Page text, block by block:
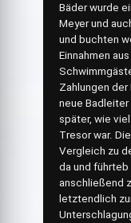
Bäder wurde
Meyer und
und buchten
Einnahmen
Zahlungen
neue
später, wie
Tresor war.
Vergleich zu
da und führteb
anschließend
letztendlich